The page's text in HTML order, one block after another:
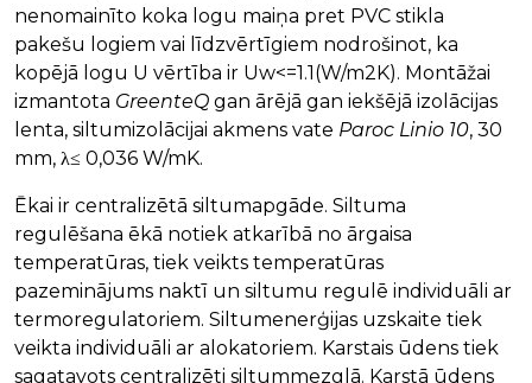
nenomainīto koka logu maiņa pret PVC stikla
pakešu logiem vai līdzvērtīgiem nodrošinot, ka
kopējā logu U vērtība ir Uw<=1.1(W/m2K). Montāžai
izmantota GreenteQ gan ārējā gan iekšējā izolācijas
lenta, siltumizolācijai akmens vate Paroc Linio 10, 30
mm, λ≤ 0,036 W/mK.
Ēkai ir centralizētā siltumapgāde. Siltuma
regulēšana ēkā notiek atkarībā no ārgaisa
temperatūras, tiek veikts temperatūras
pazeminājums naktī un siltumu regulē individuāli ar
termoregulatoriem. Siltumenerģijas uzskaite tiek
veikta individuāli ar alokatoriem. Karstais ūdens tiek
sagatavots centralizēti siltummezglā. Karstā ūdens